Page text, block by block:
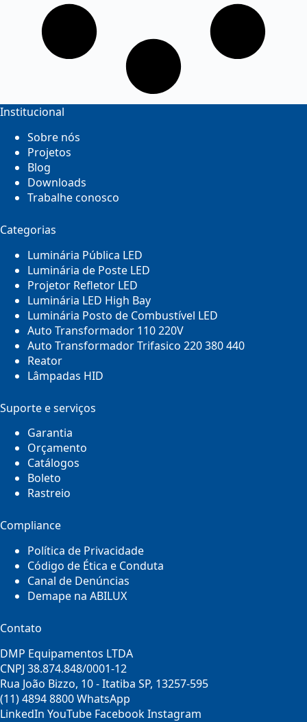
Institucional
Sobre nós
Projetos
Blog
Downloads
Trabalhe conosco
Categorias
Luminária Pública LED
Luminária de Poste LED
Projetor Refletor LED
Luminária LED High Bay
Luminária Posto de Combustível LED
Auto Transformador 110 220V
Auto Transformador Trifasico 220 380 440
Reator
Lâmpadas HID
Suporte e serviços
Garantia
Orçamento
Catálogos
Boleto
Rastreio
Compliance
Política de Privacidade
Código de Ética e Conduta
Canal de Denúncias
Demape na ABILUX
Contato
DMP Equipamentos LTDA
CNPJ 38.874.848/0001-12
Rua João Bizzo, 10 - Itatiba SP, 13257-595
(11) 4894 8800WhatsApp
LinkedIn YouTube FacebookInstagram